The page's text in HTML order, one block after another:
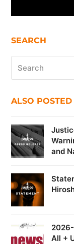
SEARCH
ALSO
and
All +